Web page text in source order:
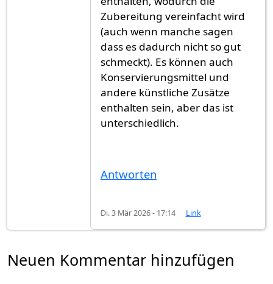
Zubereitung vereinfacht wird
(auch wenn manche sagen
dass es dadurch nicht so gut
schmeckt). Es können auch
Konservierungsmittel und
andere künstliche Zusätze
enthalten sein, aber das ist
unterschiedlich.
Antworten
Di. 3 Mär 2026 - 17:14 Link
Neuen Kommentar hinzufügen